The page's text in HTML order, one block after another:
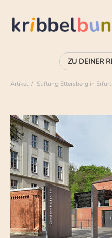
Artikel Stiftung Ettersberg in Erfurt